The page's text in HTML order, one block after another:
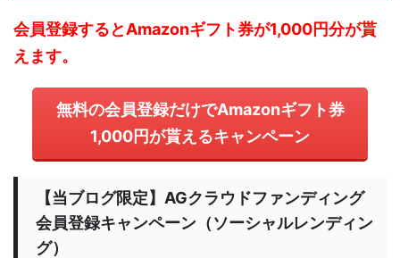
会員登録するとAmazonギフト券が1,000円分が貰
えます。
無料の会員登録だけでAmazonギフト券
1,000円が貰えるキャンペーン
【当ブログ限定】AGクラウドファンディング
会員登録キャンペーン（ソーシャルレンディン
グ）